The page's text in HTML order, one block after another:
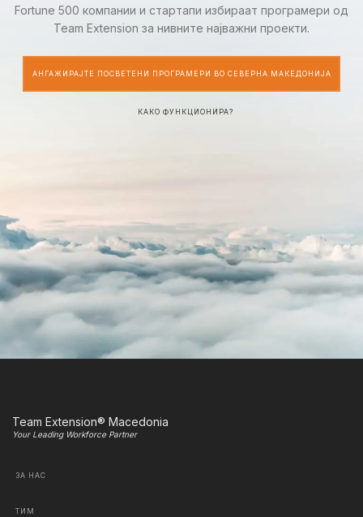
Fortune 500 компании и стартапи избираат програмери од
Team Extension за нивните најважни проекти.
АНГАЖИРАЈТЕ ПОСВЕТЕНИ ПРОГРАМЕРИ ВО СЕВЕРНА МАКЕДОНИЈА
КАКО ФУНКЦИОНИРА?
Team Extension® Macedonia
Your Leading Workforce Partner
ЗА НАС
ТИМ